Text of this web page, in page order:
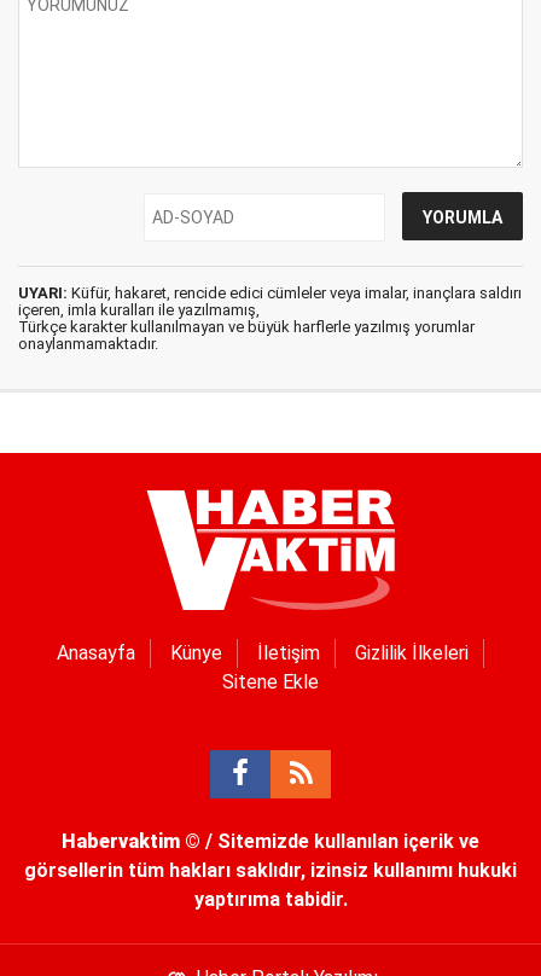
UYARI: Küfür, hakaret, rencide edici cümleler veya imalar, inançlara saldırı
içeren, imla kuralları ile yazılmamış,
Türkçe karakter kullanılmayan ve büyük harflerle yazılmış yorumlar
onaylanmamaktadır.
Anasayfa Künye İletişim
Gizlilik İlkeleri
Sitene Ekle
Habervaktim © / Sitemizde kullanılan içerik ve
görsellerin tüm hakları saklıdır, izinsiz kullanımı hukuki
yaptırıma tabidir.